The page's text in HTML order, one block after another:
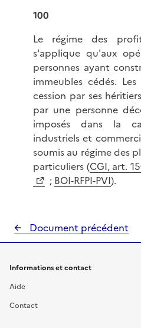
100
Le régime des
s'applique qu'aux
personnes ayant
immeubles cédés.
cession par ses
par une personne
imposés dans la
industriels et
soumis au régime des
particuliers (CGI, art.
; BOI-RFPI-PVI).
Document précédent
Informations et contact
Aide
Contact